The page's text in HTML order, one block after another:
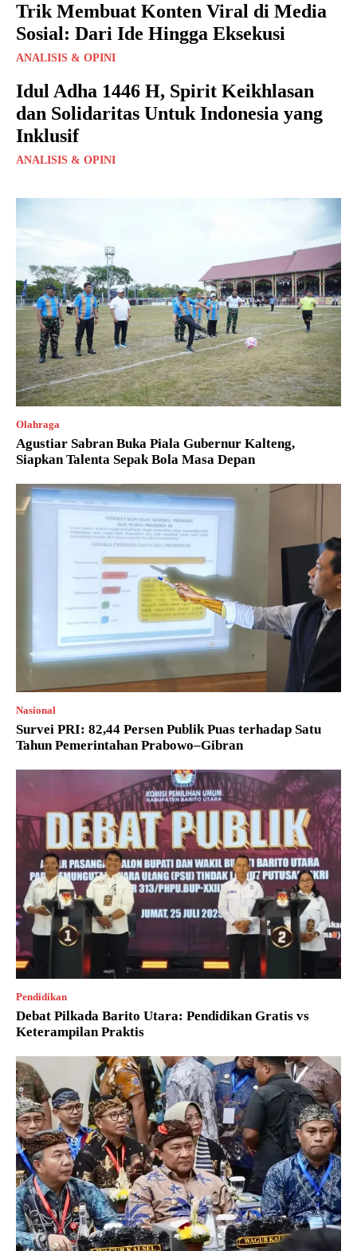
Trik Membuat Konten Viral di Media
Sosial: Dari Ide Hingga Eksekusi
ANALISIS & OPINI
Idul Adha 1446 H, Spirit Keikhlasan
dan Solidaritas Untuk Indonesia yang
Inklusif
ANALISIS & OPINI
Olahraga
Agustiar Sabran Buka Piala Gubernur Kalteng,
Siapkan Talenta Sepak Bola Masa Depan
Nasional
Survei PRI: 82,44 Persen Publik Puas terhadap Satu
Tahun Pemerintahan Prabowo–Gibran
Pendidikan
Debat Pilkada Barito Utara: Pendidikan Gratis vs
Keterampilan Praktis